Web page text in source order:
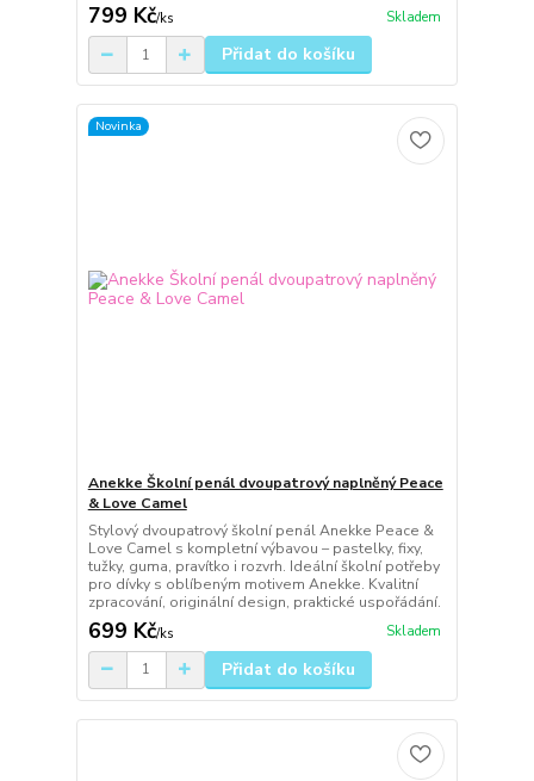
799 Kč/ks Skladem
Přidat do košíku
Novinka
Anekke Školní penál dvoupatrový naplněný Peace
& Love Camel
Stylový dvoupatrový školní penál Anekke Peace &
Love Camel s kompletní výbavou – pastelky, fixy,
tužky, guma, pravítko i rozvrh. Ideální školní potřeby
pro dívky s oblíbeným motivem Anekke. Kvalitní
zpracování, originální design, praktické uspořádání.
699 Kč/ks Skladem
Přidat do košíku